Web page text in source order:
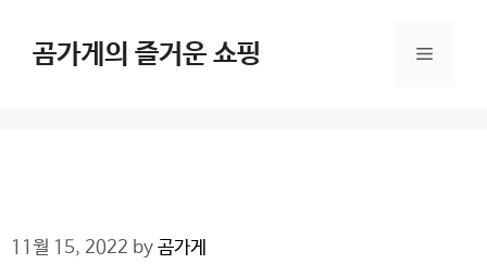
content곰가게의 즐거운 쇼핑 Menu
11월 15, 2022 by 곰가게